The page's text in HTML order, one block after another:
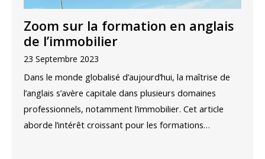
Zoom sur la formation en anglais
de l’immobilier
23 Septembre 2023
Dans le monde globalisé d’aujourd’hui, la maîtrise de
l’anglais s’avère capitale dans plusieurs domaines
professionnels, notamment l’immobilier. Cet article
aborde l’intérêt croissant pour les formations…